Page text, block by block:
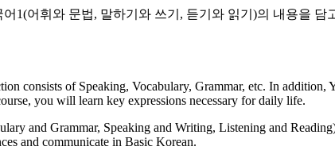
1(어휘와 문법, 말하기와 쓰기, 듣기와 읽기)의 내용을
consists of Speaking, Vocabulary, Grammar, etc. In
you will learn key expressions necessary for daily life.
and Grammar, Speaking and Writing, Listening and
and communicate in Basic Korean.